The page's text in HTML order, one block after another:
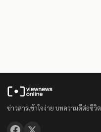
ข่าวสารเข้าใจง่าย บทความดีต่อชีวิต